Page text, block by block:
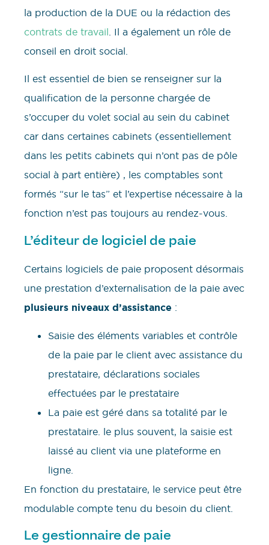
la production de la DUE ou la rédaction des
contrats de travail . Il a également un rôle de
conseil en droit social.
Il est essentiel de bien se renseigner sur la
qualification de la personne chargée de
s’occuper du volet social au sein du cabinet
car dans certaines cabinets (essentiellement
dans les petits cabinets qui n’ont pas de pôle
social à part entière) , les comptables sont
formés “sur le tas” et l’expertise nécessaire à la
fonction n’est pas toujours au rendez-vous.
L’éditeur de logiciel de paie
Certains logiciels de paie proposent désormais
une prestation d’externalisation de la paie avec
plusieurs niveaux d’assistance :
Saisie des éléments variables et contrôle
de la paie par le client avec assistance du
prestataire, déclarations sociales
effectuées par le prestataire
La paie est géré dans sa totalité par le
prestataire. le plus souvent, la saisie est
laissé au client via une plateforme en
ligne.
En fonction du prestataire, le service peut être
modulable compte tenu du besoin du client.
Le gestionnaire de paie